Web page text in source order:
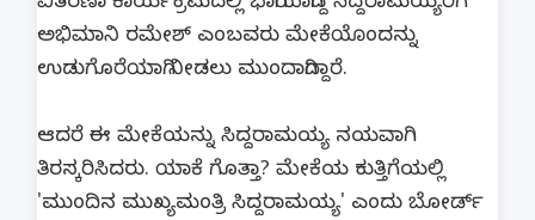
ಅಭಿಮಾನಿ ರಮೇಶ್​ ಎಂಬವರು ಮೇಕೆಯೊಂದನ್ನು
ಉಡುಗೊರೆಯಾಗಿ ನೀಡಲು ಮುಂದಾಗಿದ್ದಾರೆ.
ಆದರೆ ಈ ಮೇಕೆಯನ್ನು ಸಿದ್ದರಾಮಯ್ಯ ನಯವಾಗಿ
ತಿರಸ್ಕರಿಸಿದರು. ಯಾಕೆ ಗೊತ್ತಾ? ಮೇಕೆಯ ಕುತ್ತಿಗೆಯಲ್ಲಿ
'ಮುಂದಿನ ಮುಖ್ಯಮಂತ್ರಿ ಸಿದ್ದರಾಮಯ್ಯ' ಎಂದು ಬೋರ್ಡ್